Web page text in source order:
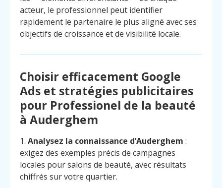
acteur, le professionnel peut identifier
rapidement le partenaire le plus aligné avec ses
objectifs de croissance et de visibilité locale.
Choisir efficacement Google
Ads et stratégies publicitaires
pour Professionel de la beauté
à Auderghem
1. Analysez la connaissance d’Auderghem :
exigez des exemples précis de campagnes
locales pour salons de beauté, avec résultats
chiffrés sur votre quartier.